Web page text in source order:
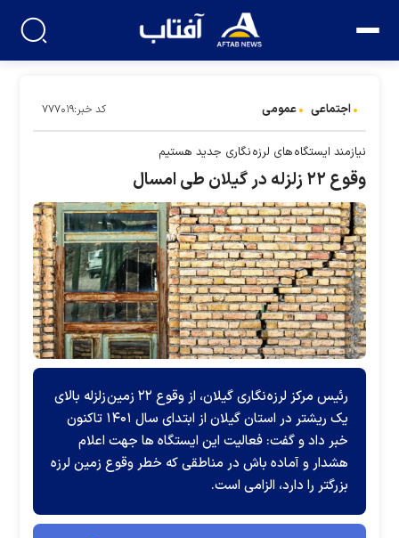
اجتماعی عمومی کد خبر:۷۷۷۰۱۹
نیازمند ایستگاه های لرزه نگاری جدید هستیم
وقوع ۲۲ زلزله در گیلان طی امسال
رئیس مرکز لرزه نگاری گیلان، از وقوع ۲۲ زمین زلزله بالای
یک ریشتر در استان گیلان از ابتدای سال ۱۴۰۱ تاکنون
خبر داد و گفت: فعالیت این ایستگاه ها جهت اعلام
هشدار و آماده باش در مناطقی که خطر وقوع زمین لرزه
بزرگتر را دارد، الزامی است.